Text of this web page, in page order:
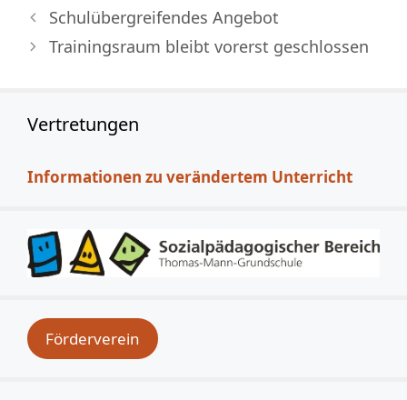
Schulübergreifendes Angebot
Trainingsraum bleibt vorerst geschlossen
Vertretungen
Informationen zu verändertem Unterricht
Förderverein